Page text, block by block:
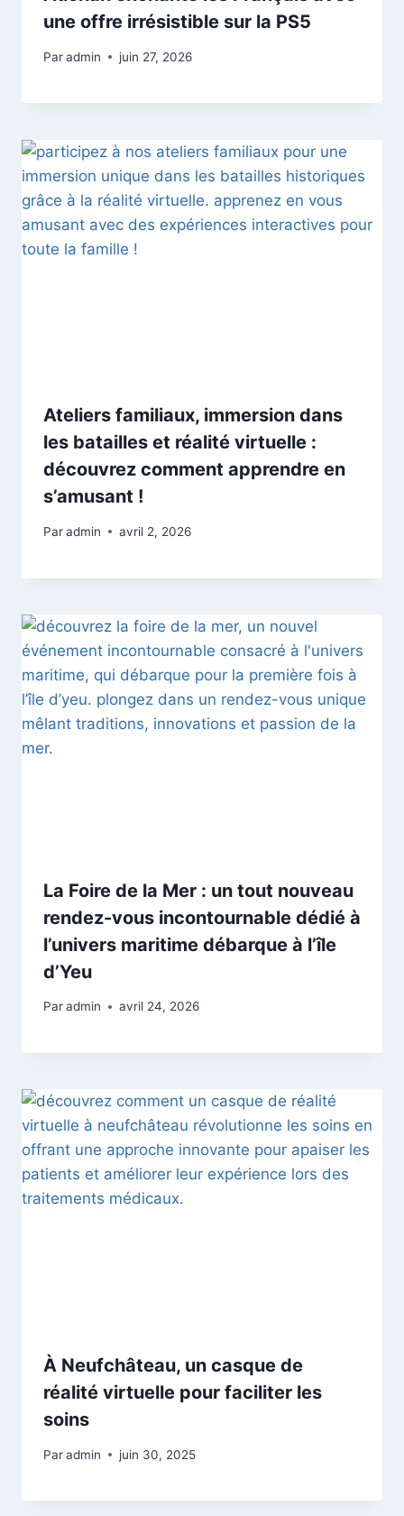
une offre irrésistible sur la PS5
Paradmin juin 27, 2026
Ateliers familiaux, immersion dans
les batailles et réalité virtuelle :
découvrez comment apprendre en
s’amusant !
Paradmin avril 2, 2026
La Foire de la Mer : un tout nouveau
rendez-vous incontournable dédié à
l’univers maritime débarque à l’île
d’Yeu
Paradmin avril 24, 2026
À Neufchâteau, un casque de
réalité virtuelle pour faciliter les
soins
Paradmin juin 30, 2025